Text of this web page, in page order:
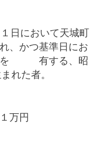
日において天城町
、かつ基準日にお
所を 有する、昭
れた者。
万円